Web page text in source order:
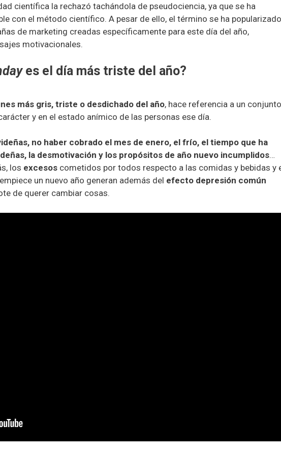
científica la rechazó tachándola de pseudociencia, ya que se ha
con el método científico. A pesar de ello, el término se ha
de marketing creadas específicamente para este día del año,
motivacionales.
es el día más triste del año?
más gris, triste o desdichado del año, hace referencia a un conjunto
y en el estado anímico de las personas ese día.
no haber cobrado el mes de enero, el frío, el tiempo que ha
la desmotivación y los propósitos de año nuevo incumplidos…
los excesos cometidos por todos respecto a las comidas y bebidas y
un nuevo año generan además del efecto depresión común
de querer cambiar cosas.